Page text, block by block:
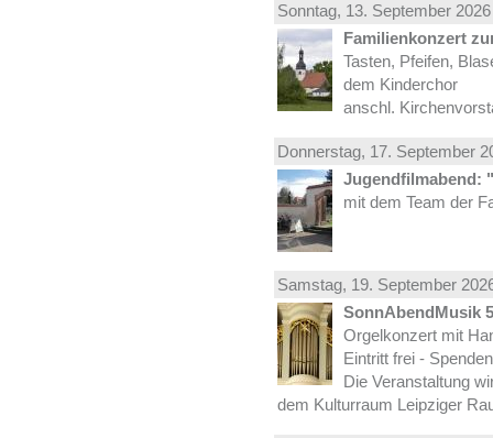
Sonntag, 13. September
Familienkonzert
Tasten, Pfeifen,
dem Kinderchor
anschl.
Donnerstag, 17. September
Jugendfilmabend:
mit dem Team der
Samstag, 19. September
SonnAbendMusik 5
Orgelkonzert mit
Eintritt frei -
Die Veranstaltung
dem Kulturraum Leipziger